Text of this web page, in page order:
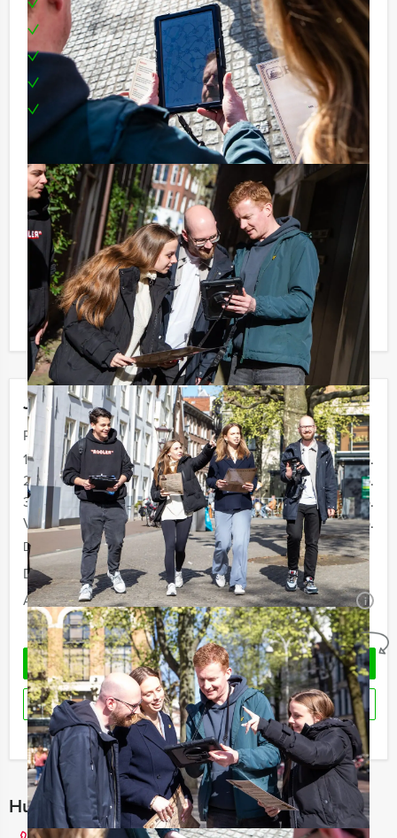
Jouw uitje
Prijs :
12 - 19 personen
€ 34,50 p.p.
20 - 29 personen
€ 32,50 p.p.
30 - 39 personen
€ 29,50 p.p.
Vanaf 40 personen
€ 27,50 p.p.
De prijzen zijn exclusief BTW
Duur:
2 uur en 30 minuten
Aantal:
Minimaal 12 personen i
Geheel vrijblijvend
VRAAG VRIJBLIJVEND OFFERTE AAN
RESERVEREN
Ik heb een vraag over dit uitje
Hulp nodig bij het kiezen?
Enthousiaste begeleiding
Een drankje na afloop
Een prijs voor het winnende team
Te boeken op uw gewenste dag en tijdstip
Uiteraard is dit uitje uitstekend te combineren met een
heerlijke lunch vooraf of een uitgebreid diner na
afloop. U kunt dit spel ook combineren met andere
spelevenementen of buitenactiviteiten. Informeer naar
de mogelijkheden!Komt u niet aan het minimale aantal
deelnemers voor dit arrangement? Als u bereid bent
voor het minimale aantal te betalen, kunt u ook
gewoon voor minder personen boeken!